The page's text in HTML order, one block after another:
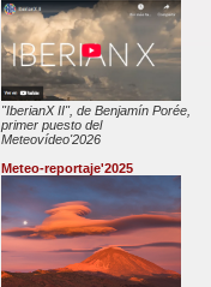
"IberianX II", de Benjamín Porée,
primer puesto del
Meteovídeo'2026
Meteo-reportaje'2025